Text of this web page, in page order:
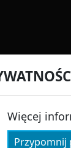
Więcej
Przypomnij